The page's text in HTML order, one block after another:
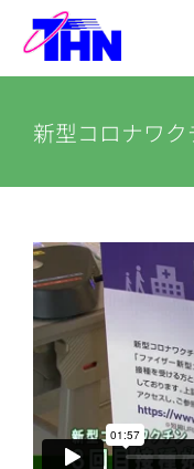
Skip
content
河川カメラ
お知らせ
新型コロナワ